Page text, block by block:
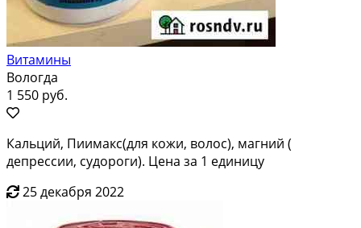
Витамины
Вологда
1 550 руб.
Кальций, Пиимакс(для кожи, волос), магний (
депрессии, судороги). Цена за 1 единицу
25 декабря 2022